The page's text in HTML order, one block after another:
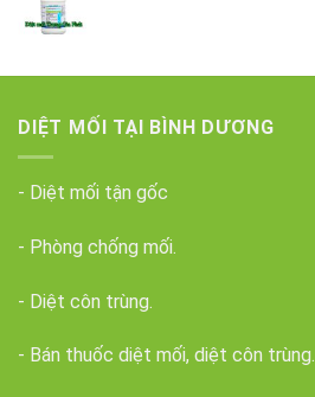
DIỆT MỐI TẠI BÌNH DƯƠNG
- Diệt mối tận gốc
- Phòng chống mối.
- Diệt côn trùng.
- Bán thuốc diệt mối, diệt côn trùng.